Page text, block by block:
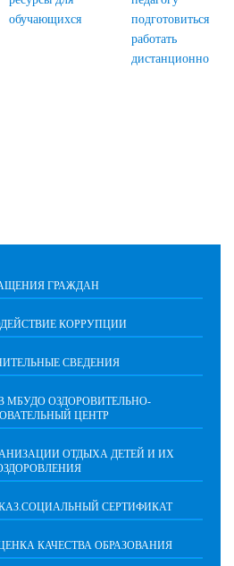
обучающихся
подготовиться
работать
дистанционно
ГРАЖДАН
КОРРУПЦИИ
СВЕДЕНИЯ
МБУДО ОЗДОРОВИТЕЛЬНО-
ЦЕНТР
ОТДЫХА ДЕТЕЙ И ИХ
СЕРТИФИКАТ
КАЧЕСТВА ОБРАЗОВАНИЯ